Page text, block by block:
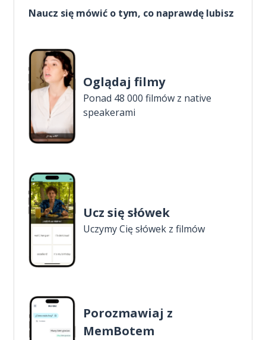
Naucz się mówić o tym, co naprawdę lubisz
Oglądaj filmy
Ponad 48 000 filmów z native
speakerami
Ucz się słówek
Uczymy Cię słówek z filmów
Porozmawiaj z
MemBotem